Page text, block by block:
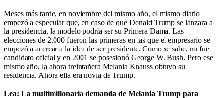
Meses más tarde, en noviembre del mismo año, el mismo diario
empezó a especular que, en caso de que Donald Trump se lanzara a
la presidencia, la modelo podría ser su Primera Dama. Las
elecciones de 2.000 fueron las primeras en las que el empresario se
empezó a acercar a la idea de ser presidente. Como se sabe, no fue
candidato oficial y en 2001 se posesionó George W. Bush. Pero ese
mismo año, la ahora treintañera Melania Knauss obtuvo su
residencia. Ahora ella era novia de Trump.
Lea: La multimillonaria demanda de Melania Trump para